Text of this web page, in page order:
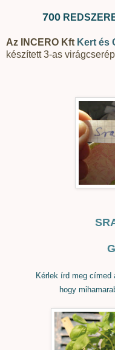
700
Az INCERO Kft Kert és
készített 3-as
Kérlek írd meg címed
hogy